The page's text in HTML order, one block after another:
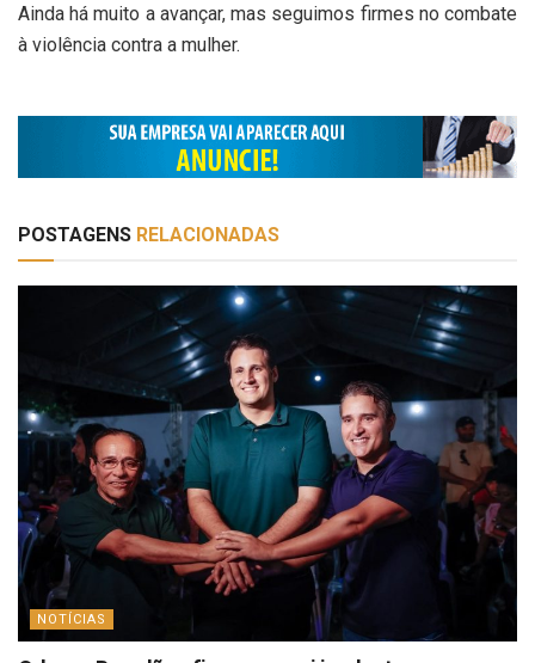
Ainda há muito a avançar, mas seguimos firmes no combate
à violência contra a mulher.
POSTAGENS RELACIONADAS
NOTÍCIAS